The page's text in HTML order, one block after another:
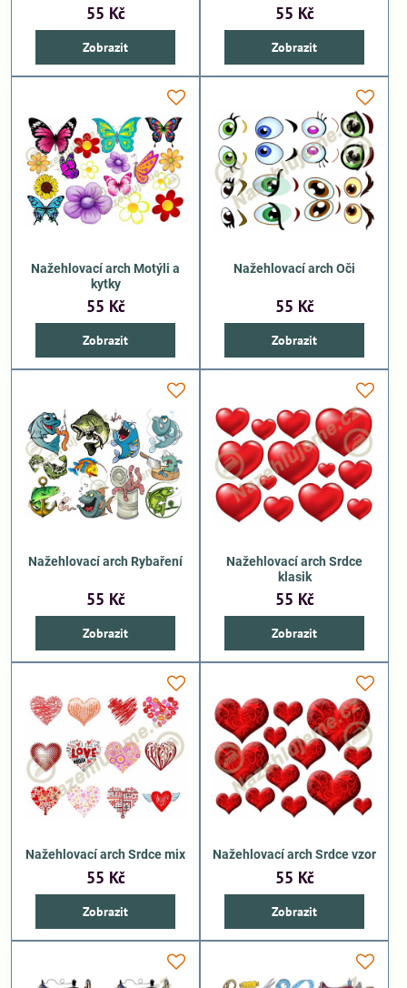
55 Kč
Zobrazit
55 Kč
Zobrazit
Nažehlovací arch Motýli a
kytky
55 Kč
Zobrazit
Nažehlovací arch Oči
55 Kč
Zobrazit
Nažehlovací arch Rybaření
55 Kč
Zobrazit
Nažehlovací arch Srdce
klasik
55 Kč
Zobrazit
Nažehlovací arch Srdce mix
55 Kč
Zobrazit
Nažehlovací arch Srdce vzor
55 Kč
Zobrazit